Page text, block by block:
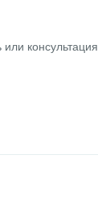
консультация